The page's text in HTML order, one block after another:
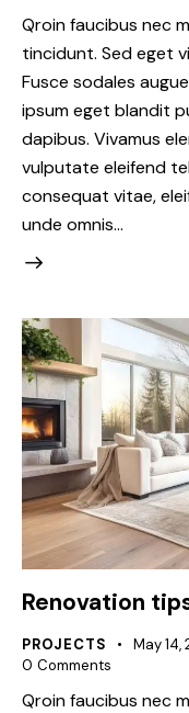
Qroin faucibus nec
tincidunt. Sed eget
Fusce sodales
ipsum eget blandit
dapibus. Vivamus
vulputate eleifend
consequat vitae,
unde omnis…
Renovation
PROJECTS May 14,
0 Comments
Qroin faucibus nec